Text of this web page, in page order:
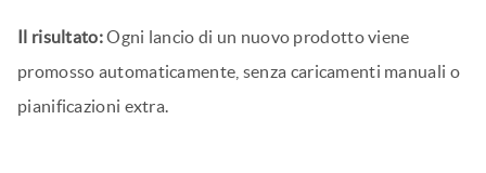
Il risultato:Ogni lancio di un nuovo prodotto viene
promosso automaticamente, senza caricamenti manuali o
pianificazioni extra.